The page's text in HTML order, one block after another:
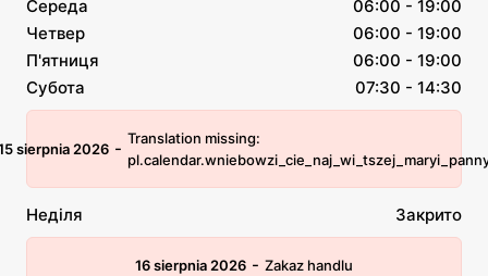
Середа
06:00 - 19:00
Четвер
06:00 - 19:00
П'ятниця
06:00 - 19:00
Субота
07:30 - 14:30
sierpnia 2026 - Translation missing:
Неділя Закрито
16 sierpnia 2026 - Zakaz handlu